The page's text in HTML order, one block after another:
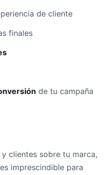
de cliente
finales
de tu campaña
clientes sobre tu marca,
imprescindible para